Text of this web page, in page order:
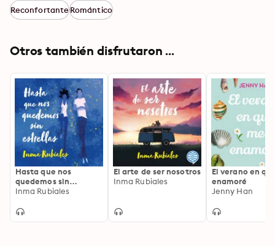
ReconfortanteRomántico
Otros también disfrutaron ...
Hasta que nos
quedemos sin
estrellas
Inma Rubiales
El arte de ser nosotros
Inma Rubiales
El verano en
enamoré
Jenny Han